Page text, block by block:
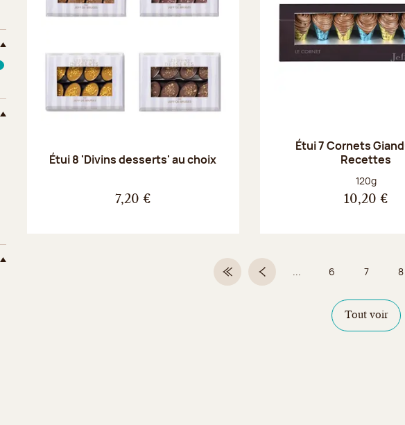
Étui 8 'Divins desserts' au choix
7,20 €
Étui 7 Cornets
Recettes
Poids net :
120g
10,20 €
Première pagePage précédente
... Page
6 Page
7 8
Tout voir